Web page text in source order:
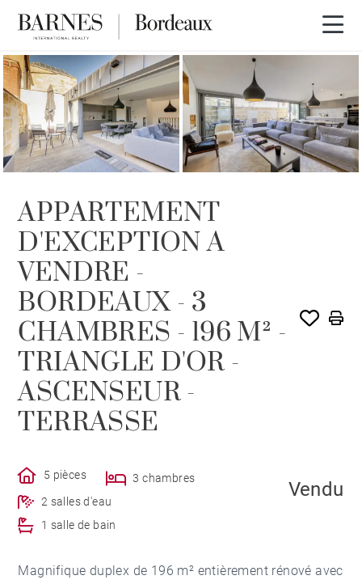
VENDU PAR BARNES
APPARTEMENT
D'EXCEPTION A
VENDRE -
BORDEAUX - 3
CHAMBRES - 196 M² -
TRIANGLE D'OR -
ASCENSEUR -
TERRASSE
5 pièces
3 chambres
2 salles d'eau
1 salle de bain
Vendu
Magnifique duplex de 196 m² entièrement rénové avec